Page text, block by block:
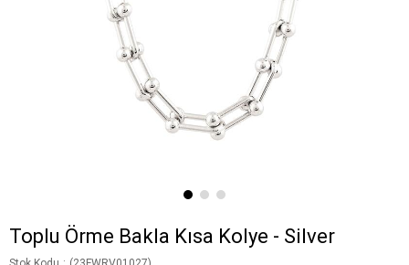
Toplu Örme Bakla Kısa Kolye - Silver